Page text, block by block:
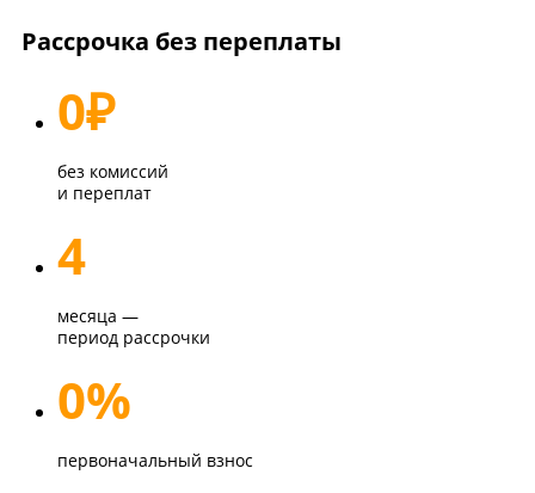
Рассрочка без переплаты
0₽
без комиссий
и переплат
4
месяца —
период рассрочки
0%
первоначальный взнос